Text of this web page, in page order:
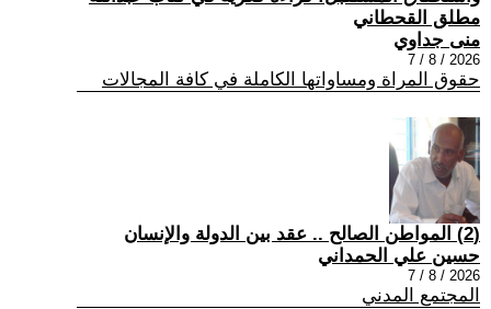
مطلق القحطاني
منى جداوي
2026 / 8 / 7
حقوق المراة ومساواتها الكاملة في كافة المجالات
(2) المواطن الصالح .. عقد بين الدولة والإنسان
حسين علي الحمداني
2026 / 8 / 7
المجتمع المدني